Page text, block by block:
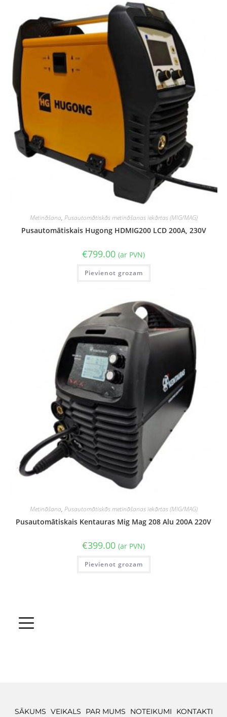
Metināšana, Pusautomātiskās metināšanas iekārtas (MIG/MAG)
Pusautomātiskais Hugong HDMIG200 LCD 200A, 230V
€799.00 (ar PVN)
Pievienot grozam
Metināšana, Pusautomātiskās metināšanas iekārtas (MIG/MAG)
Pusautomātiskais Kentauras Mig Mag 208 Alu 200A 220V
€399.00 (ar PVN)
Pievienot grozam
SĀKUMS VEIKALS PAR MUMS NOTEIKUMI KONTAKTI